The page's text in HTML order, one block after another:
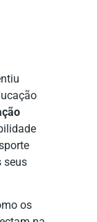
seus
os